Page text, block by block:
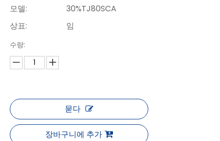
모델:
30%TJ80SCA
상표:
임
수량:
묻다
장바구니에 추가